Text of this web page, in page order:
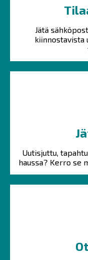
Jätä
kiinnostavista
Uutisjuttu,
haussa? Kerro se